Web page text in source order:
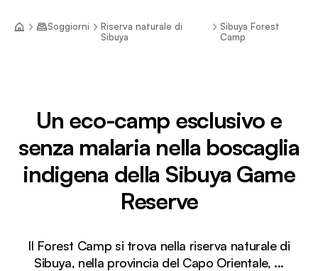
Soggiorni
Riserva naturale di
Sibuya
Sibuya Forest
Camp
Un eco-camp esclusivo e
senza malaria nella boscaglia
indigena della Sibuya Game
Reserve
Il Forest Camp si trova nella riserva naturale di
Sibuya, nella provincia del Capo Orientale, ...